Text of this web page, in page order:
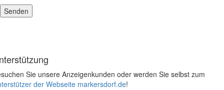
Sie unsere Anzeigenkunden oder werden Sie selbst zum
der Webseite markersdorf.de!